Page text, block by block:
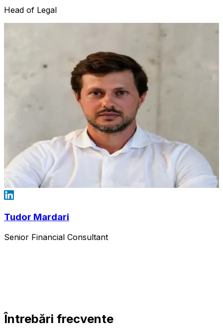
Head of Legal
Tudor Mardari
Senior Financial Consultant
Întrebări frecvente